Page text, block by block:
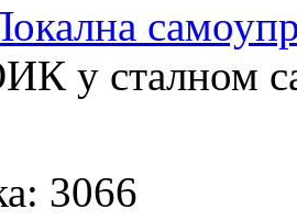
у сталном
3066